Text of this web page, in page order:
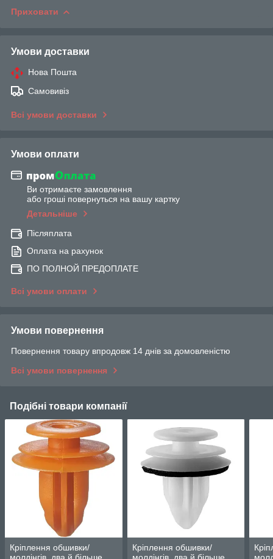
Приховати
Умови доставки
Нова Пошта
Самовивіз
Всі умови доставки
Умови оплати
Ви отримаєте замовлення
або гроші повернуться на вашу картку
Детальніше
Післяплата
Оплата на рахунок
ПО ПОЛНОЙ ПРЕДОПЛАТЕ
Всі умови оплати
Умови повернення
Повернення товару впродовж 14 днів за домовленістю
Всі умови повернення
Подібні товари компанії
Кріплення обшивки/
Кріплення обшивки/